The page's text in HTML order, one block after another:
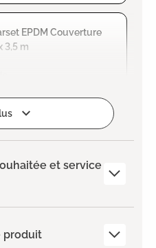
EPDM Couverture
3,5 m
et service
produit